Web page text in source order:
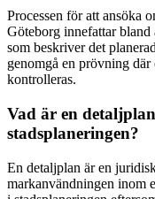
Processen för att ansöka
Göteborg innefattar
som beskriver det
genomgå en prövning
kontrolleras.
Vad är en
stadsplaneringen?
En detaljplan är en
markanvändningen inom